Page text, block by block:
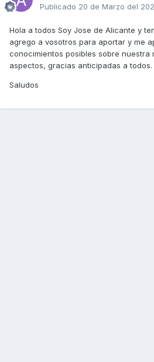
Publicado 20 de Marzo del
Hola a todos Soy Jose de Alicante y
agrego a vosotros para aportar y me
conocimientos posibles sobre nuestra
aspectos, gracias anticipadas a todos.
Saludos